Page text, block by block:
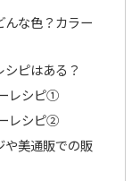
んな色？カラー
ピはある？
レシピ①
レシピ②
や美通販での販